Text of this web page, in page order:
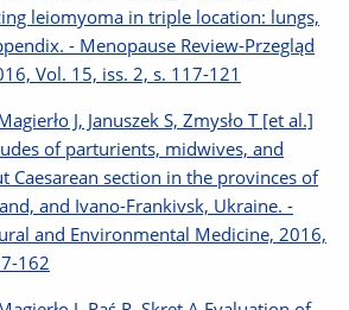
leiomyoma in triple location: lungs,
- Menopause Review-Przegląd
Vol. 15, iss. 2, s. 117-121
J, Januszek S, Zmysło T [et al.]
of parturients, midwives, and
Caesarean section in the provinces of
and Ivano-Frankivsk, Ukraine. -
and Environmental Medicine, 2016,
162